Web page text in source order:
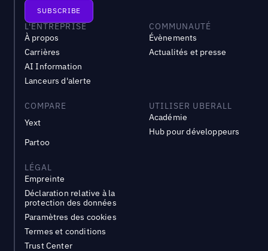
L'ENTREPRISE
À propos
Carrières
AI Information
Lanceurs d'alerte
COMMUNAUTÉ
Évènements
Actualités et presse
COMPARE
Yext
Partoo
UTILISER UBERALL
Académie
Hub pour développeurs
LÉGAL
Empreinte
Déclaration relative à la
protection des données
Paramètres des cookies
Termes et conditions
Trust Center